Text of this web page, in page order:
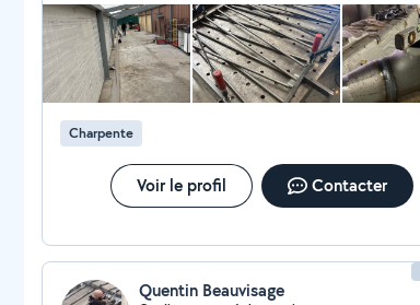
Charpente
Voir le profil Contacter
Quentin Beauvisage